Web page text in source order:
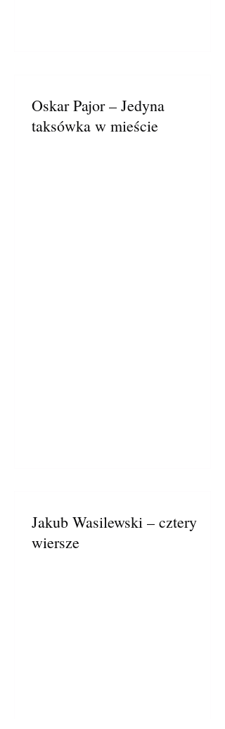
Oskar Pajor – Jedyna
taksówka w mieście
Jakub Wasilewski – cztery
wiersze